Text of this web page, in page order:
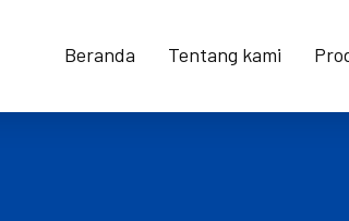
Beranda Tentang kami